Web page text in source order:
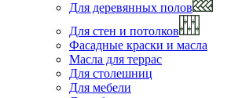
Для деревянных полов
Для стен и потолков
Фасадные краски и масла
Масла для террас
Для столешниц
Для мебели